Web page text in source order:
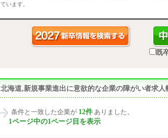
ています。
既
北海道,新規事業進出に意欲的な企業の障がい者求
条件と一致した企業が 12件 ありました。
1ページ中の1ページ目を表示